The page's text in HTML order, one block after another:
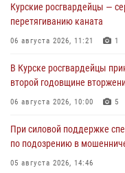
Курские росгвардейцы —
перетягиванию каната
06 августа 2026, 11:21 1
В Курске росгвардейцы
второй годовщине
06 августа 2026, 10:00 5
При силовой поддержке
по подозрению в
05 августа 2026, 14:46